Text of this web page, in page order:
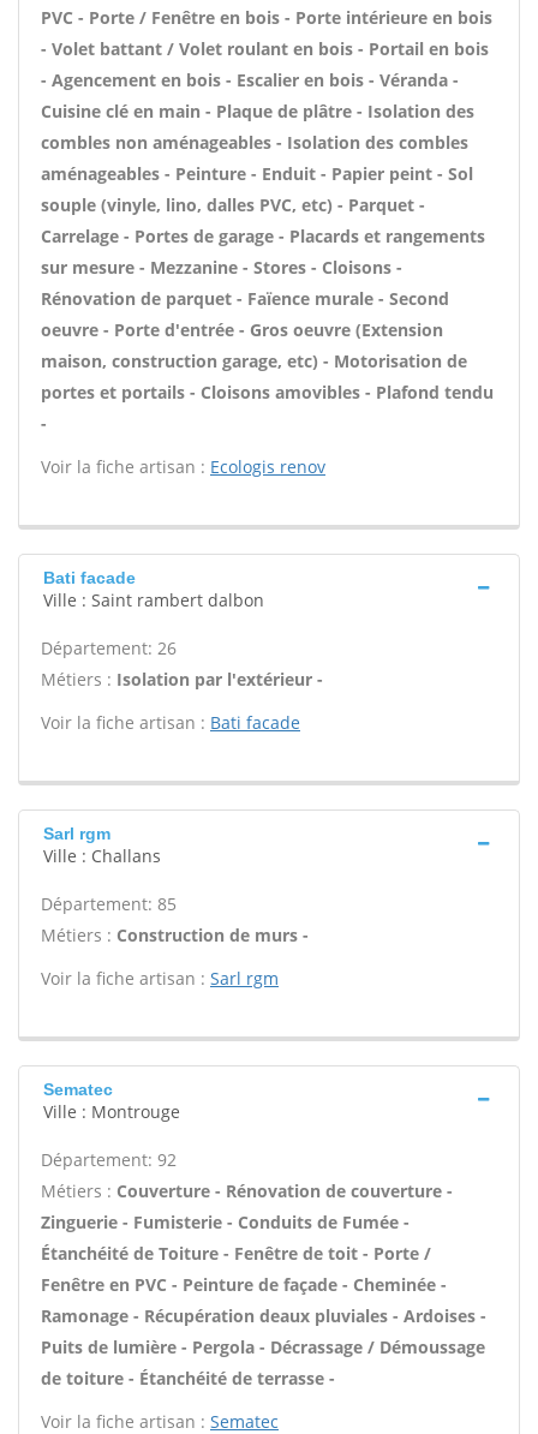
PVC - Porte / Fenêtre en bois - Porte intérieure en bois
- Volet battant / Volet roulant en bois - Portail en bois
- Agencement en bois - Escalier en bois - Véranda -
Cuisine clé en main - Plaque de plâtre - Isolation des
combles non aménageables - Isolation des combles
aménageables - Peinture - Enduit - Papier peint - Sol
souple (vinyle, lino, dalles PVC, etc) - Parquet -
Carrelage - Portes de garage - Placards et rangements
sur mesure - Mezzanine - Stores - Cloisons -
Rénovation de parquet - Faïence murale - Second
oeuvre - Porte d'entrée - Gros oeuvre (Extension
maison, construction garage, etc) - Motorisation de
portes et portails - Cloisons amovibles - Plafond tendu
-
Voir la fiche artisan : Ecologis renov
Bati facade
Ville : Saint rambert dalbon
Département: 26
Métiers : Isolation par l'extérieur -
Voir la fiche artisan : Bati facade
Sarl rgm
Ville : Challans
Département: 85
Métiers : Construction de murs -
Voir la fiche artisan : Sarl rgm
Sematec
Ville : Montrouge
Département: 92
Métiers : Couverture - Rénovation de couverture -
Zinguerie - Fumisterie - Conduits de Fumée -
Étanchéité de Toiture - Fenêtre de toit - Porte /
Fenêtre en PVC - Peinture de façade - Cheminée -
Ramonage - Récupération deaux pluviales - Ardoises -
Puits de lumière - Pergola - Décrassage / Démoussage
de toiture - Étanchéité de terrasse -
Voir la fiche artisan : Sematec